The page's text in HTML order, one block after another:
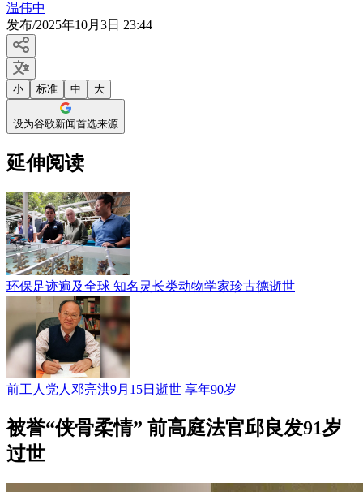
温伟中
发布/2025年10月3日 23:44
小 标准 中 大
设为谷歌新闻首选来源
延伸阅读
环保足迹遍及全球 知名灵长类动物学家珍古德逝世
前工人党人邓亮洪9月15日逝世 享年90岁
被誉“侠骨柔情” 前高庭法官邱良发91岁
过世